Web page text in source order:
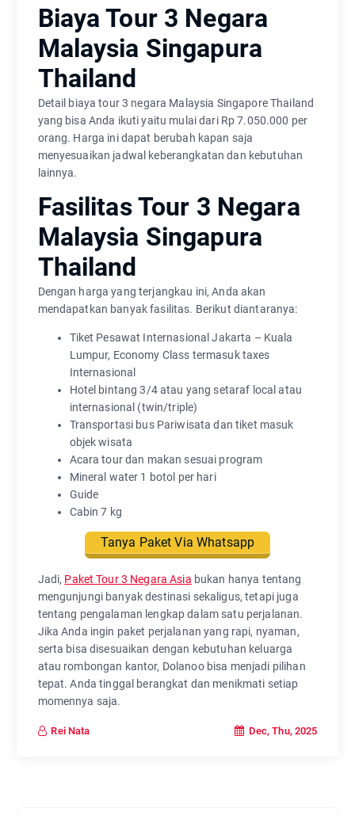
Biaya Tour 3 Negara
Malaysia Singapura
Thailand
Detail biaya tour 3 negara Malaysia Singapore Thailand
yang bisa Anda ikuti yaitu mulai dari Rp 7.050.000 per
orang. Harga ini dapat berubah kapan saja
menyesuaikan jadwal keberangkatan dan kebutuhan
lainnya.
Fasilitas Tour 3 Negara
Malaysia Singapura
Thailand
Dengan harga yang terjangkau ini, Anda akan
mendapatkan banyak fasilitas. Berikut diantaranya:
Tiket Pesawat Internasional Jakarta – Kuala
Lumpur, Economy Class termasuk taxes
Internasional
Hotel bintang 3/4 atau yang setaraf local atau
internasional (twin/triple)
Transportasi bus Pariwisata dan tiket masuk
objek wisata
Acara tour dan makan sesuai program
Mineral water 1 botol per hari
Guide
Cabin 7 kg
Tanya Paket Via Whatsapp
Jadi, Paket Tour 3 Negara Asia bukan hanya tentang
mengunjungi banyak destinasi sekaligus, tetapi juga
tentang pengalaman lengkap dalam satu perjalanan.
Jika Anda ingin paket perjalanan yang rapi, nyaman,
serta bisa disesuaikan dengan kebutuhan keluarga
atau rombongan kantor, Dolanoo bisa menjadi pilihan
tepat. Anda tinggal berangkat dan menikmati setiap
momennya saja.
Rei Nata Dec, Thu, 2025